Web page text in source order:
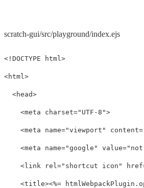
scratch-gui/src/playground/index.ejs
<!DOCTYPE html>
<html>
  <head>
    <meta charset="UTF-8">
<meta name="viewport"
<meta name="google"
<link rel="shortcut icon"
<title><%=